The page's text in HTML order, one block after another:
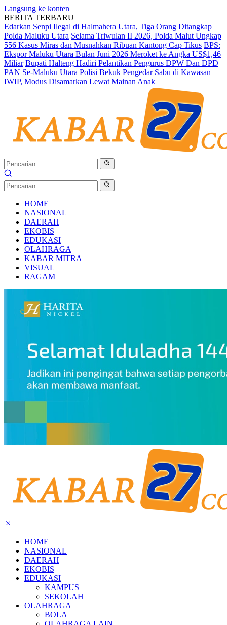
Langsung ke konten
BERITA TERBARU
Edarkan Senpi Ilegal di Halmahera Utara, Tiga Orang Ditangkap
Polda Maluku Utara Selama Triwulan II 2026, Polda Malut Ungkap
556 Kasus Miras dan Musnahkan Ribuan Kantong Cap Tikus BPS:
Ekspor Maluku Utara Bulan Juni 2026 Meroket ke Angka US$1,46
Miliar Bupati Halteng Hadiri Pelantikan Pengurus DPW Dan DPD
PAN Se-Maluku Utara Polisi Bekuk Pengedar Sabu di Kawasan
IWIP, Modus Disamarkan Lewat Mainan Anak
HOME
NASIONAL
DAERAH
EKOBIS
EDUKASI
OLAHRAGA
KABAR MITRA
VISUAL
RAGAM
HOME
NASIONAL
DAERAH
EKOBIS
EDUKASI
KAMPUS
SEKOLAH
OLAHRAGA
BOLA